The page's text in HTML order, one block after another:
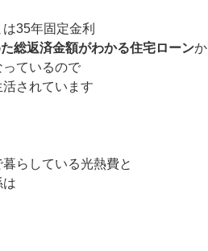
35年固定金利
総返済金額がわかる住宅ローンか
っているので
されています
らしている光熱費と
は